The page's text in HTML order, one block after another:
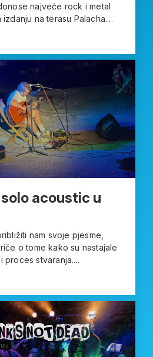
najveće rock i metal
na terasu Palacha....
acoustic u
nam svoje pjesme,
o tome kako su nastajale
proces stvaranja....